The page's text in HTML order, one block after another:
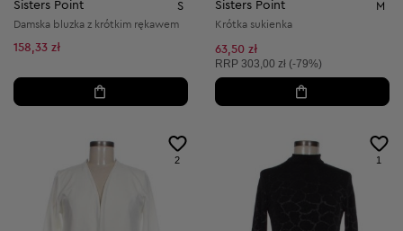
Sisters Point S
Damska bluzka z krótkim rękawem
158,33 zł
Sisters Point M
Krótka sukienka
63,50 zł
Cena sugerowana:
RRP 303,00 zł (-79%)
2 1